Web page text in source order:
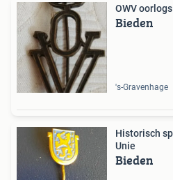
OWV
Bieden
's-Gravenhage
Historisch
Unie
Bieden